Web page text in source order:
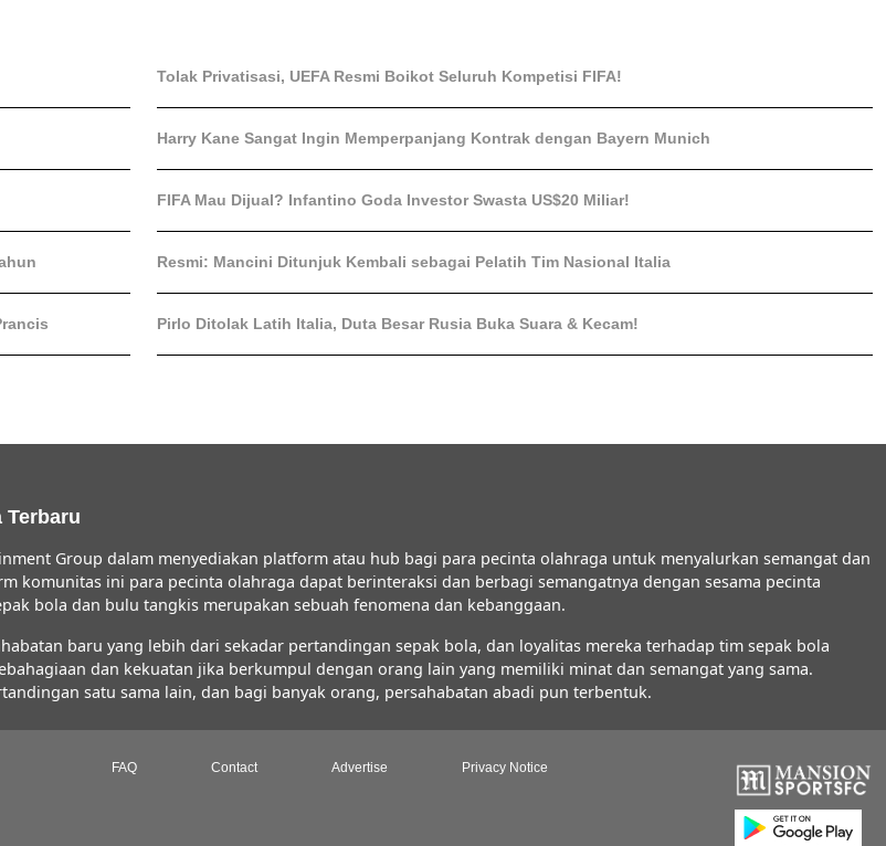
Tolak Privatisasi, UEFA Resmi Boikot Seluruh Kompetisi FIFA!
Harry Kane Sangat Ingin Memperpanjang Kontrak dengan Bayern Munich
FIFA Mau Dijual? Infantino Goda Investor Swasta US$20 Miliar!
Resmi: Mancini Ditunjuk Kembali sebagai Pelatih Tim Nasional Italia
Pirlo Ditolak Latih Italia, Duta Besar Rusia Buka Suara & Kecam!
Terbaru
Group dalam menyediakan platform atau hub bagi para pecinta olahraga untuk menyalurkan semangat dan
komunitas ini para pecinta olahraga dapat berinteraksi dan berbagi semangatnya dengan sesama pecinta
bola dan bulu tangkis merupakan sebuah fenomena dan kebanggaan.
baru yang lebih dari sekadar pertandingan sepak bola, dan loyalitas mereka terhadap tim sepak bola
dan kekuatan jika berkumpul dengan orang lain yang memiliki minat dan semangat yang sama.
satu sama lain, dan bagi banyak orang, persahabatan abadi pun terbentuk.
FAQ Contact Advertise Privacy Notice